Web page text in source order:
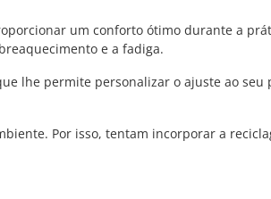
um conforto ótimo durante a
e a fadiga.
lhe permite personalizar o ajuste ao seu
Por isso, tentam incorporar a